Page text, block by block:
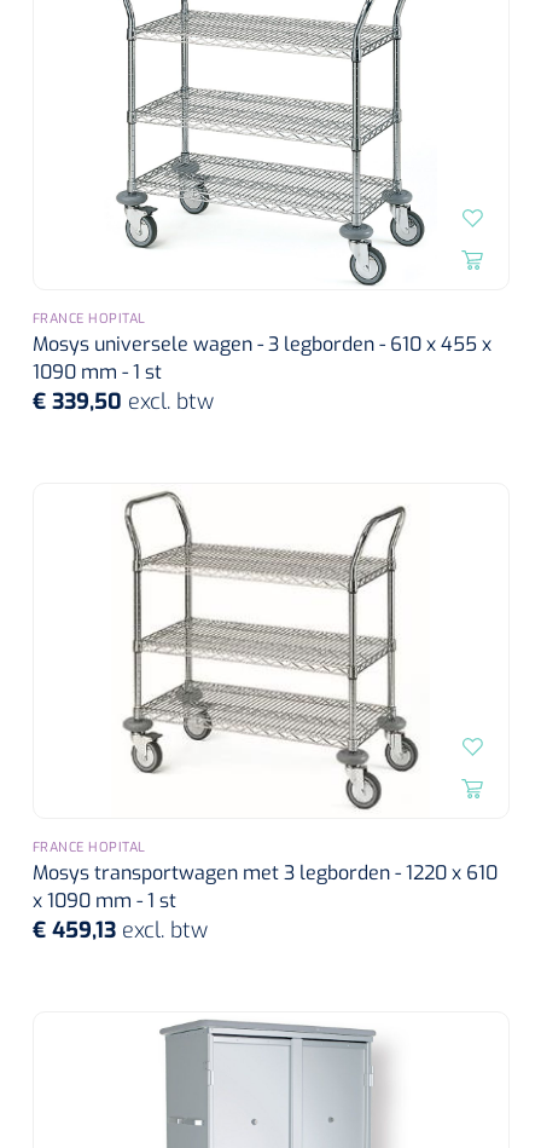
Wearables
Software
Alcoholmeter
Instrumentensets
Steriele velden
Chronische wondzorgproducten
Hydrocolloïden
Schuimverbanden
Hydrogel
Siliconen verbanden
Alginaten
Kleeflaag removers
Watten
Nierbekken
Wondreinigers
FRANCE HOPITAL
Mosys universele wagen - 3 legborden - 610 x 455 x
1090 mm - 1 st
€ 339,50 excl. btw
FRANCE HOPITAL
Mosys transportwagen met 3 legborden - 1220 x 610
x 1090 mm - 1 st
€ 459,13 excl. btw